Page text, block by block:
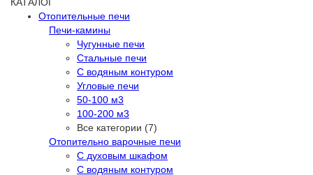
КАТАЛОГ
Отопительные печи
Печи-камины
Чугунные печи
Стальные печи
С водяным контуром
Угловые печи
50-100 м3
100-200 м3
Все категории (7)
Отопительно варочные печи
С духовым шкафом
С водяным контуром